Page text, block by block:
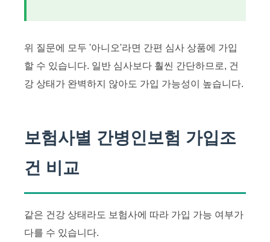
위 질문에 모두 '아니오'라면 간편 심사 상품에 가입
할 수 있습니다. 일반 심사보다 훨씬 간단하므로, 건
강 상태가 완벽하지 않아도 가입 가능성이 높습니다.
보험사별 간병인보험 가입조
건 비교
같은 건강 상태라도 보험사에 따라 가입 가능 여부가
다를 수 있습니다.